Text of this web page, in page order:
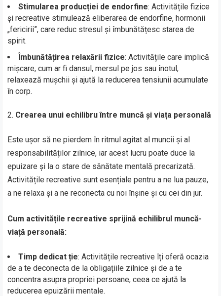
Stimularea producției de endorfine: Activitățile fizice
și recreative stimulează eliberarea de endorfine, hormonii
„fericirii”, care reduc stresul și îmbunătățesc starea de
spirit.
Îmbunătățirea relaxării fizice: Activitățile care implică
mișcare, cum ar fi dansul, mersul pe jos sau înotul,
relaxează mușchii și ajută la reducerea tensiunii acumulate
în corp.
Crearea unui echilibru între muncă și viața personală
Este ușor să ne pierdem în ritmul agitat al muncii și al
responsabilităților zilnice, iar acest lucru poate duce la
epuizare și la o stare de sănătate mentală precarizată.
Activitățile recreative sunt esențiale pentru a ne lua pauze,
a ne relaxa și a ne reconecta cu noi înșine și cu cei din jur.
Cum activitățile recreative sprijină echilibrul muncă-
viață personală:
Timp dedicat ție: Activitățile recreative îți oferă ocazia
de a te deconecta de la obligațiile zilnice și de a te
concentra asupra propriei persoane, ceea ce ajută la
reducerea epuizării mentale.